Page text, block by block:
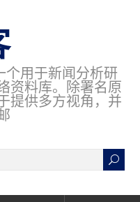
一个用于新闻分析研
资料库。除署名原
提供多方视角，并